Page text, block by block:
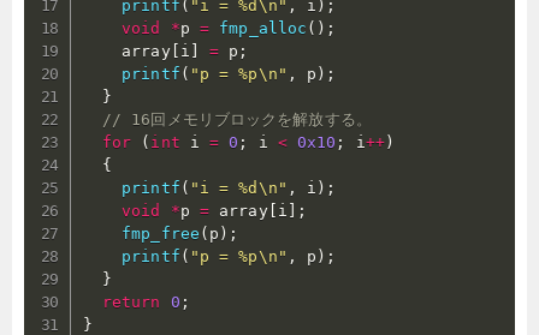
printf ( "i = %d\n" , i ) ;
void
*p = fmp_alloc ( ) ;
    array
[ i ] = p ;
printf ( "p = %p\n" , p ) ;
}
// 16回メモリブロックを解放する。
for
( int i = 0 ; i < 0x10 ; i ++)
{
printf ( "i = %d\n" , i ) ;
void
*p = array[ i ] ;
fmp_free ( p ) ;
printf ( "p = %p\n" , p ) ;
}
return
0 ;
}